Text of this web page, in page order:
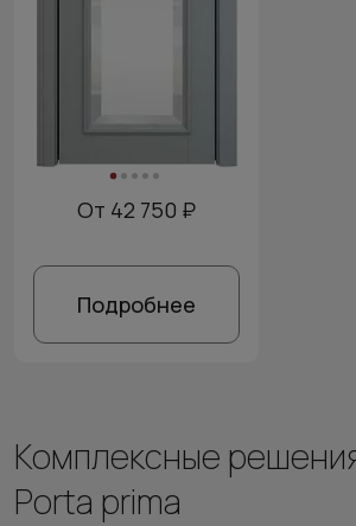
От 42 750 ₽
Подробнее
Комплексные
Porta prima